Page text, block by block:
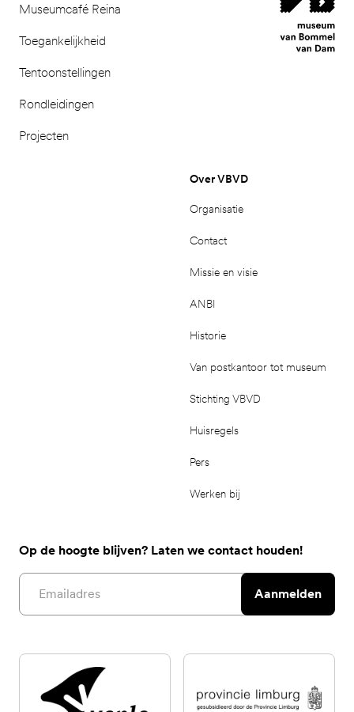
Museumcafé Reina
Toegankelijkheid
Tentoonstellingen
Rondleidingen
Projecten
Over VBVD
Organisatie
Contact
Missie en visie
ANBI
Historie
Van postkantoor tot museum
Stichting VBVD
Huisregels
Pers
Werken bij
Op de hoogte blijven? Laten we contact houden!
Email address
Aanmelden